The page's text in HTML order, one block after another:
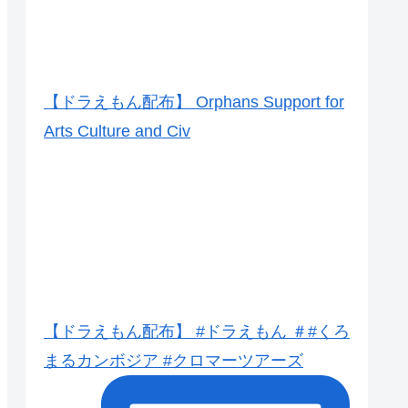
【ドラえもん配布】 Orphans Support for
Arts Culture and Civ
【ドラえもん配布】 #ドラえもん ＃#くろ
まるカンボジア #クロマーツアーズ